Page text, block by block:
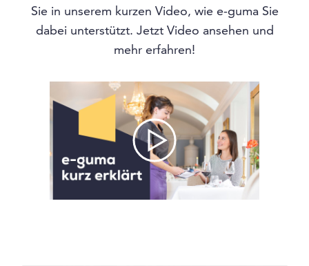
Sie in unserem kurzen Video, wie e-guma Sie
dabei unterstützt. Jetzt Video ansehen und
mehr erfahren!